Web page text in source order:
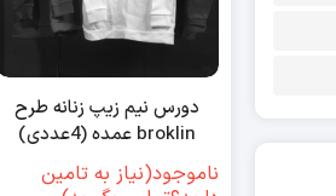
دورس نیم زیپ زنانه طرح
broklin عمده (4عددی)
ناموجود(نیاز به تامین